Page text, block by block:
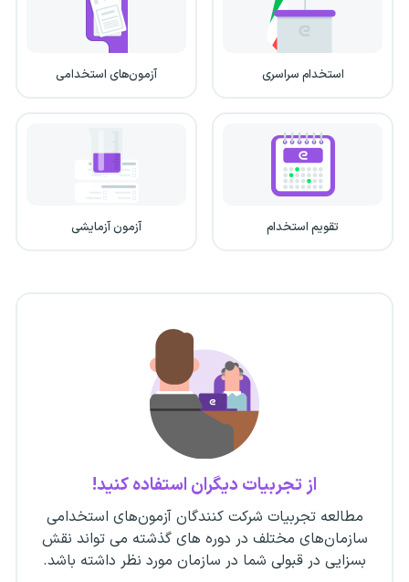
استخدام سراسری آزمون‌های استخدامی
تقویم استخدام آزمون آزمایشی
از تجربیات دیگران استفاده کنید!
مطالعه تجربیات شرکت کنندگان آزمون‌های استخدامی
سازمان‌های مختلف در دوره های گذشته می تواند نقش
بسزایی در قبولی شما در سازمان مورد نظر داشته باشد.